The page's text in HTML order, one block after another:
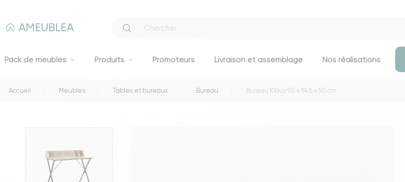
Pack de meubles Produits Promoteurs Livraison et assemblage Nos réalisations
Accueil Meubles Tables et bureaux Bureau Bureau Klaus 90 x 84.5 x 50 cm